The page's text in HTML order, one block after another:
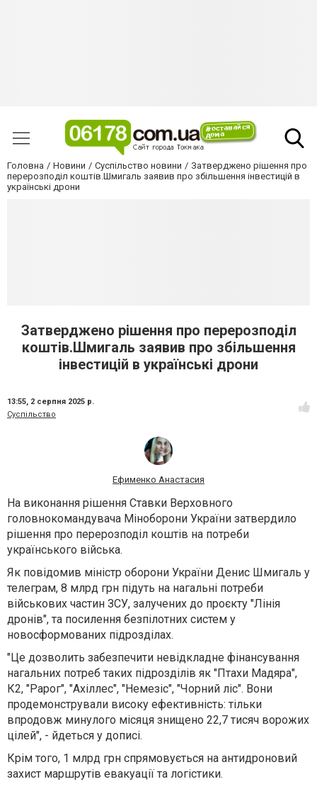
Головна Новини Суспільство новини
Затверджено рішення про
перерозподіл коштів.Шмигаль заявив про збільшення інвестицій в
українські дрони
Затверджено рішення про перерозподіл
коштів.Шмигаль заявив про збільшення
інвестицій в українські дрони
13:55, 2 серпня 2025 р.
Суспільство
Ефименко Анастасия
На виконання рішення Ставки Верховного
головнокомандувача Міноборони України затвердило
рішення про перерозподіл коштів на потреби
українського війська.
Як повідомив міністр оборони України Денис Шмигаль у
телеграм, 8 млрд грн підуть на нагальні потреби
військових частин ЗСУ, залучених до проєкту "Лінія
дронів", та посилення безпілотних систем у
новосформованих підрозділах.
"Це дозволить забезпечити невідкладне фінансування
нагальних потреб таких підрозділів як "Птахи Мадяра",
К2, "Рарог", "Ахіллес", "Немезіс", "Чорний ліс". Вони
продемонстрували високу ефективність: тільки
впродовж минулого місяця знищено 22,7 тисяч ворожих
цілей", - йдеться у дописі.
Крім того, 1 млрд грн спрямовується на антидроновий
захист маршрутів евакуації та логістики.